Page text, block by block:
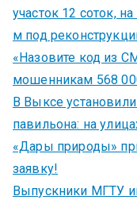
участок 12 соток,
м под
«Назовите код из
мошенникам 568
В Выксе
павильона: на
«Дары природы»
заявку!
Выпускники МГТУ